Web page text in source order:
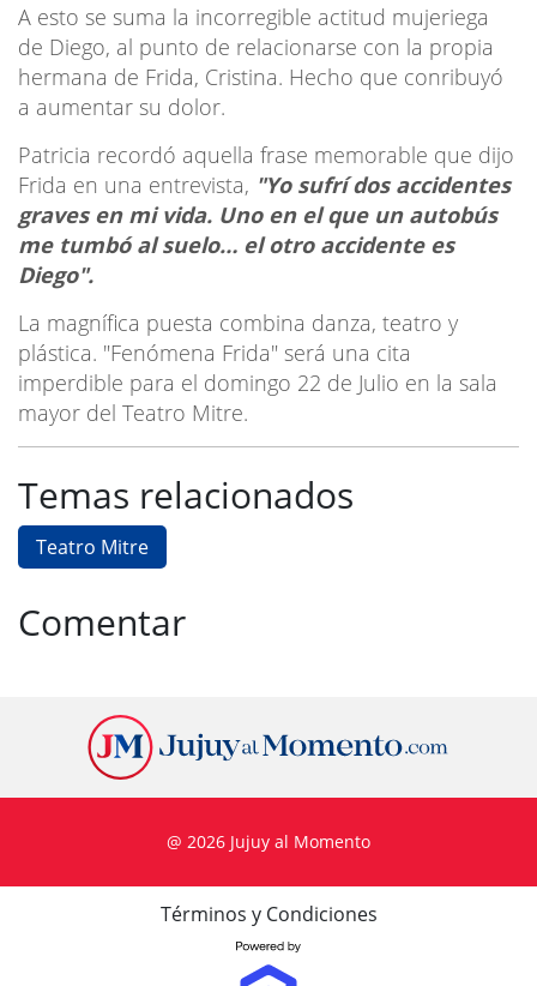
A esto se suma la incorregible actitud mujeriega
de Diego, al punto de relacionarse con la propia
hermana de Frida, Cristina. Hecho que conribuyó
a aumentar su dolor.
Patricia recordó aquella frase memorable que dijo
Frida en una entrevista, "Yo sufrí dos accidentes
graves en mi vida. Uno en el que un autobús
me tumbó al suelo… el otro accidente es
Diego".
La magnífica puesta combina danza, teatro y
plástica. "Fenómena Frida" será una cita
imperdible para el domingo 22 de Julio en la sala
mayor del Teatro Mitre.
Temas relacionados
Teatro Mitre
Comentar
@ 2026 Jujuy al Momento
Términos y Condiciones